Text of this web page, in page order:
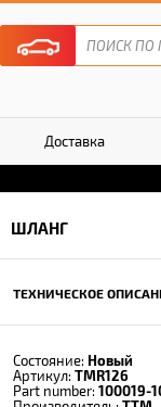
Доставка
ШЛАНГ
ТЕХНИЧЕСКОЕ
Состояние: Новый
Артикул: TMR126
Part number: 100019-